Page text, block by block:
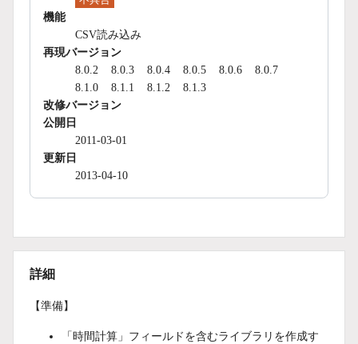
機能
CSV読み込み
再現バージョン
8.0.2
8.0.3 8.0.4 8.0.5 8.0.6
8.0.7
8.1.0
8.1.1 8.1.2
8.1.3
改修バージョン
公開日
2011-03-01
更新日
2013-04-10
詳細
【準備】
「時間計算」フィールドを含むライブラリを作成す